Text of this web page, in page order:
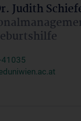
Judith